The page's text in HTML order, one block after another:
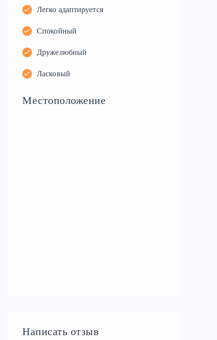
Легко адаптируется
Спокойный
Дружелюбный
Ласковый
Местоположение
Написать отзыв